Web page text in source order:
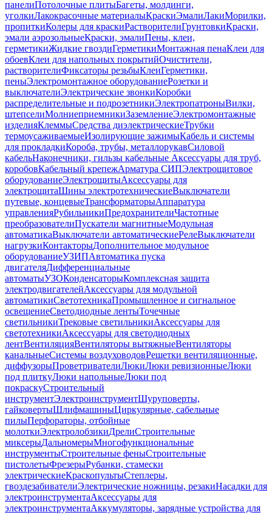
панелиПотолочные плитыБагеты, молдинги,
уголкиЛакокрасочные материалыКраскиЭмалиЛакиМорилки,
пропиткиКолеры для краскиРастворителиГрунтовкиКраски,
эмали аэрозольныеКраски, эмалиПены, клеи,
герметикиЖидкие гвоздиГерметикиМонтажная пенаКлеи для
обоевКлеи для напольных покрытийОчистители,
растворителиФиксаторы резьбыКлеиГерметики,
пеныЭлектромонтажное оборудованиеРозетки и
выключателиЭлектрические звонкиКоробки
распределительные и подрозетникиЭлектропатроныВилки,
штепселиМолниеприемникиЗаземлениеЭлектромонтажные
изделияКлеммыСредства диэлектрическиеТрубки
термоусаживаемыеИзолирующие зажимыКабель и системы
для прокладкиКороба, трубы, металлорукавСиловой
кабельНаконечники, гильзы кабельные Аксессуары для труб,
коробовКабельный крепежАрматура СИПЭлектрощитовое
оборудованиеЭлектрощитыАксессуары для
электрощитаШины электротехническиеВыключатели
путевые, концевыеТрансформаторыАппаратура
управленияРубильникиПредохранителиЧастотные
преобразователиПускатели магнитныеМодульная
автоматикаВыключатели автоматическиеРелеВыключатели
нагрузкиКонтакторыДополнительное модульное
оборудованиеУЗИПАвтоматика пуска
двигателяДифференциальные
автоматыУЗОКонденсаторыКомплексная защита
электродвигателейАксессуары для модульной
автоматикиСветотехникаПромышленное и сигнальное
освещениеСветодиодные лентыТочечные
светильникиТрековые светильникиАксессуары для
светотехникиАксессуары для светодиодных
лентВентиляцияВентиляторы вытяжныеВентиляторы
канальныеСистемы воздуховодовРешетки вентиляционные,
диффузорыПроветривателиЛюкиЛюки ревизионныеЛюки
под плиткуЛюки напольныеЛюки под
покраскуСтроительный
инструментЭлектроинструментШуруповерты,
гайковертыШлифмашиныЦиркулярные, сабельные
пилыПерфораторы, отбойные
молоткиЭлектролобзикиДрелиСтроительные
миксерыДальномерыМногофункциональные
инструментыСтроительные феныСтроительные
пистолетыФрезерыРубанки, стамески
электрическиеКраскопультыСтеплеры,
гвоздезабивателиЭлектрические ножницы, резакиНасадки для
электроинструментаАксессуары для
электроинструментаАккумуляторы, зарядные устройства для